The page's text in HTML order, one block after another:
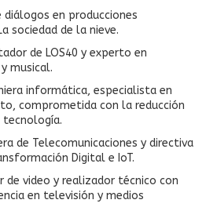
diálogos en producciones
sociedad de la nieve.
de LOS40 y experto en
musical.
informática, especialista en
comprometida con la reducción
tecnología.
de Telecomunicaciones y directiva
Digital e IoT.
de video y realizador técnico con
en televisión y medios